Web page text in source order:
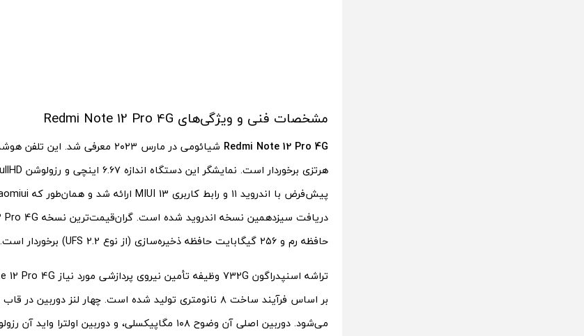
مشخصات فنی و ویژگی‌های Redmi Note 12 Pro 4G
Redmi Note 12 Pro 4G
حافظه رم و ۲۵۶ گیگابایت حافظه ذخیره‌سازی (از نوع UFS 2.2) برخوردار است.
بر اساس فرآیند ساخت ۸ نانومتری تولید شده است. چهار لنز